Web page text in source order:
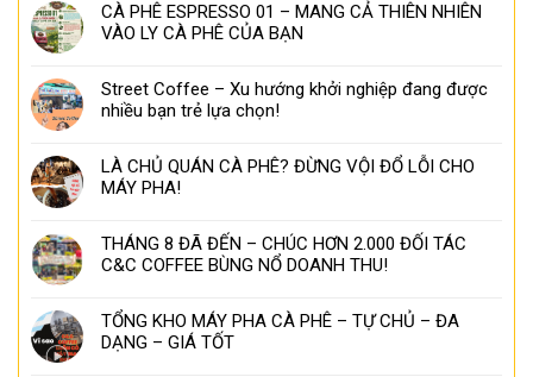
CÀ PHÊ ESPRESSO 01 – MANG CẢ THIÊN NHIÊN
VÀO LY CÀ PHÊ CỦA BẠN
Street Coffee – Xu hướng khởi nghiệp đang được
nhiều bạn trẻ lựa chọn!
LÀ CHỦ QUÁN CÀ PHÊ? ĐỪNG VỘI ĐỔ LỖI CHO
MÁY PHA!
THÁNG 8 ĐÃ ĐẾN – CHÚC HƠN 2.000 ĐỐI TÁC
C&C COFFEE BÙNG NỔ DOANH THU!
TỔNG KHO MÁY PHA CÀ PHÊ – TỰ CHỦ – ĐA
DẠNG – GIÁ TỐT